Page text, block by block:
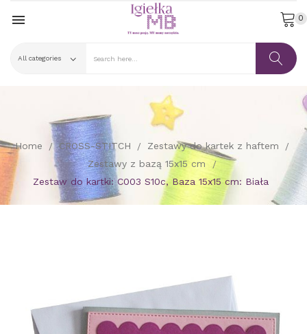
 0
Home CROSS-STITCH
Zestawy do kartek z haftem
Zestawy z bazą 15x15 cm
Zestaw do kartki: C003 S10c, Baza 15x15 cm: Biała